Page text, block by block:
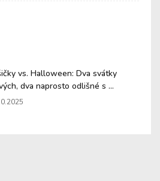
vs. Halloween: Dva svátky
dva naprosto odlišné s ...